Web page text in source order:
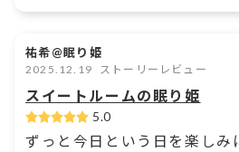
祐希@眠り姫
2025.12.19 ストーリーレビュー
スイートルームの眠り姫
5.0
ずっと今日という日を楽しみ